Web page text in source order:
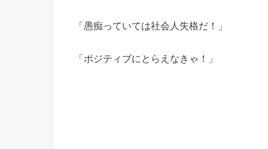
「愚痴っていては社会人失格だ！」
「ポジティブにとらえなきゃ！」